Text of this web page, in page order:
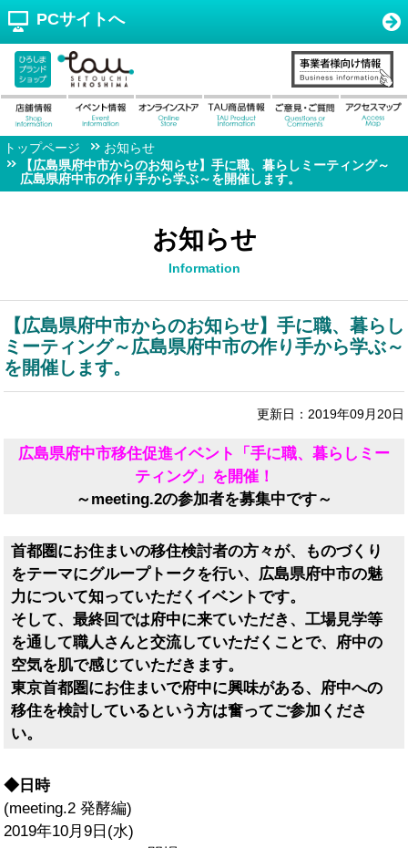
PCサイトへ
トップページ
お知らせ
【広島県府中市からのお知らせ】手に職、暮らしミーティング～
広島県府中市の作り手から学ぶ～を開催します。
お知らせ
Information
【広島県府中市からのお知らせ】手に職、暮らし
ミーティング～広島県府中市の作り手から学ぶ～
を開催します。
更新日：2019年09月20日
広島県府中市移住促進イベント「手に職、暮らしミー
ティング」を開催！
～meeting.2の参加者を募集中です～
首都圏にお住まいの移住検討者の方々が、ものづくり
をテーマにグループトークを行い、広島県府中市の魅
力について知っていただくイベントです。
そして、最終回では府中に来ていただき、工場見学等
を通して職人さんと交流していただくことで、府中の
空気を肌で感じていただきます。
東京首都圏にお住まいで府中に興味がある、府中への
移住を検討しているという方は奮ってご参加くださ
い。
◆日時
(meeting.2 発酵編)
2019年10月9日(水)